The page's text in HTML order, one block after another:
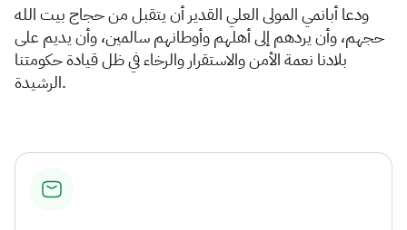
ودعا أبانمي المولى العلي القدير أن يتقبل من حجاج بيت الله
حجهم، وأن يردهم إلى أهلهم وأوطانهم سالمين، وأن يديم على
بلادنا نعمة الأمن والاستقرار والرخاء في ظل قيادة حكومتنا
الرشيدة.